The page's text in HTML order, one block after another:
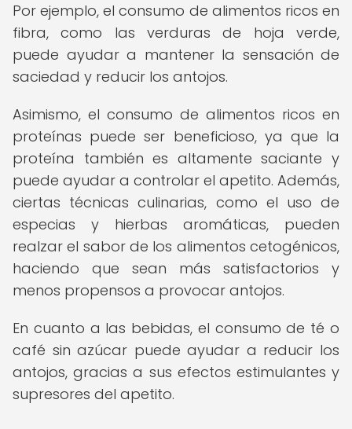
Por ejemplo, el consumo de alimentos ricos en
fibra, como las verduras de hoja verde,
puede ayudar a mantener la sensación de
saciedad y reducir los antojos.
Asimismo, el consumo de alimentos ricos en
proteínas puede ser beneficioso, ya que la
proteína también es altamente saciante y
puede ayudar a controlar el apetito. Además,
ciertas técnicas culinarias, como el uso de
especias y hierbas aromáticas, pueden
realzar el sabor de los alimentos cetogénicos,
haciendo que sean más satisfactorios y
menos propensos a provocar antojos.
En cuanto a las bebidas, el consumo de té o
café sin azúcar puede ayudar a reducir los
antojos, gracias a sus efectos estimulantes y
supresores del apetito.